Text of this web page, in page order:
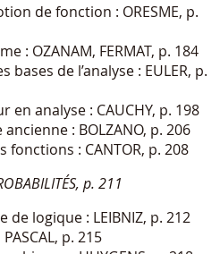
de fonction : ORESME, p.
: OZANAM, FERMAT, p. 184
bases de l’analyse : EULER, p.
en analyse : CAUCHY, p. 198
: BOLZANO, p. 206
fonctions : CANTOR, p. 208
p. 211
de logique : LEIBNIZ, p. 212
p. 215